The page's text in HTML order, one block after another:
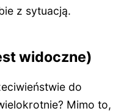
z sytuacją.
widoczne)
do
Mimo to,